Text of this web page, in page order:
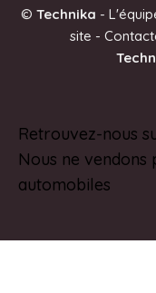
© Technika -
site -
Retrouvez-nous
Nous ne vendons
automobiles